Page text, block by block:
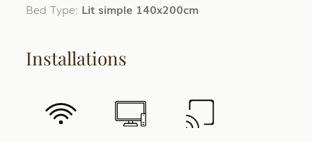
Bed Type: Lit simple 140x200cm
Installations